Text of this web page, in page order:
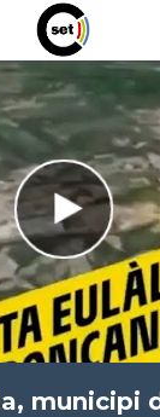
municipi